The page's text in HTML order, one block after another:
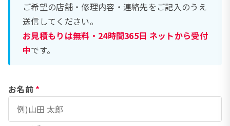
ご希望の店舗・修理内容・連絡先をご記入のうえ
送信してください。
お見積もりは無料・24時間365日 ネットから受付
中です。
お名前 *